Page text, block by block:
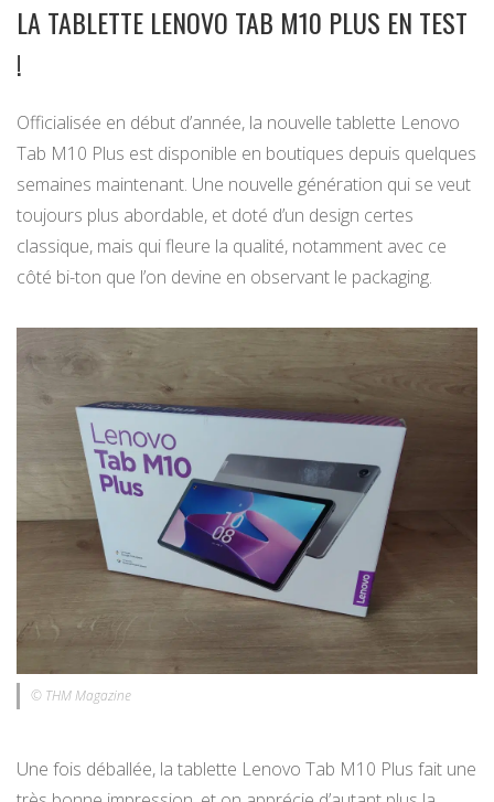
LA TABLETTE LENOVO TAB M10 PLUS EN TEST
!
Officialisée en début d’année, la nouvelle tablette Lenovo
Tab M10 Plus est disponible en boutiques depuis quelques
semaines maintenant. Une nouvelle génération qui se veut
toujours plus abordable, et doté d’un design certes
classique, mais qui fleure la qualité, notamment avec ce
côté bi-ton que l’on devine en observant le packaging.
© THM Magazine
Une fois déballée, la tablette Lenovo Tab M10 Plus fait une